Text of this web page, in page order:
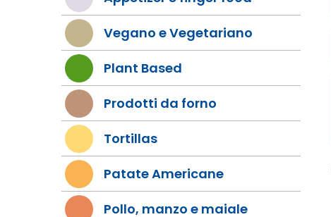
Vegano e Vegetariano
Plant Based
Prodotti da forno
Tortillas
Patate Americane
Pollo, manzo e maiale